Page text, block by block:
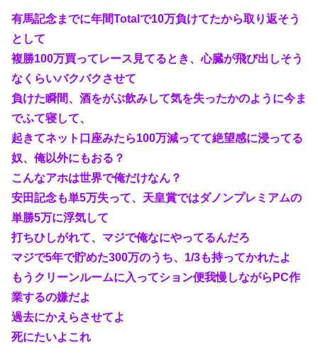
有馬記念までに年間Totalで10万負けてたから取り返そう
として
複勝100万買ってレース見てるとき、心臓が飛び出しそう
なくらいバクバクさせて
負けた瞬間、酒をがぶ飲みして気を失ったかのように今ま
でふて寝して、
起きてネット口座みたら100万減ってて絶望感に浸ってる
奴、俺以外にもおる？
こんなアホは世界で俺だけなん？
安田記念も単5万失って、天皇賞ではダノンプレミアムの
単勝5万に浮気して
打ちひしがれて、マジで俺なにやってるんだろ
マジで5年で貯めた300万のうち、1/3も持ってかれたよ
もうクリーンルームに入ってション便我慢しながらPC作
業するの嫌だよ
過去にかえらさせてよ
死にたいよこれ